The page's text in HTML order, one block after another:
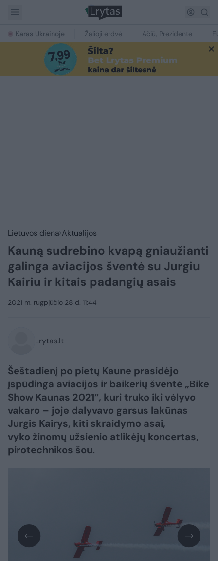
Karas Ukrainoje Žalioji erdvė Ačiū, Prezidente
Lietuvos diena Aktualijos
Kauną sudrebino kvapą gniaužianti
galinga aviacijos šventė su Jurgiu
Kairiu ir kitais padangių asais
2021 m. rugpjūčio 28 d. 11:44
Lrytas.lt
Šeštadienį po pietų Kaune prasidėjo
įspūdinga aviacijos ir baikerių šventė „Bike
Show Kaunas 2021“, kuri truko iki vėlyvo
vakaro – joje dalyvavo garsus lakūnas
Jurgis Kairys, kiti skraidymo asai,
vyko žinomų užsienio atlikėjų koncertas,
pirotechnikos šou.